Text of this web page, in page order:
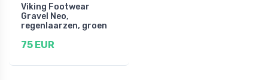
Viking Footwear
Gravel Neo,
regenlaarzen, groen
75 EUR